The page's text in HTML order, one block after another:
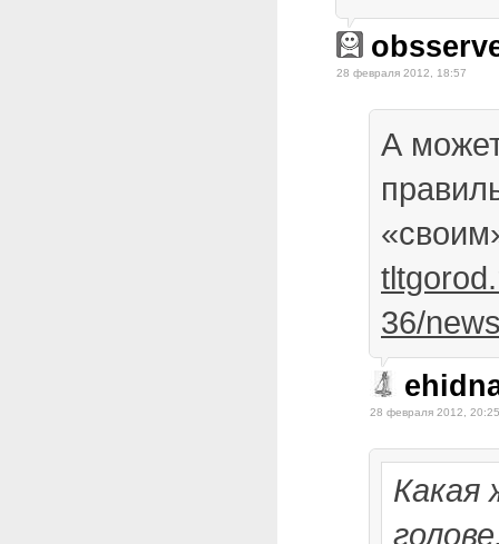
28 февраля 2012, 18:57
А
36/
28 февраля 2012, 20:25
Какая